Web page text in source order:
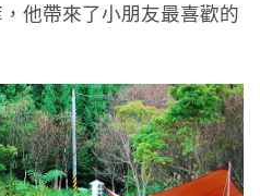
他帶來了小朋友最喜歡的